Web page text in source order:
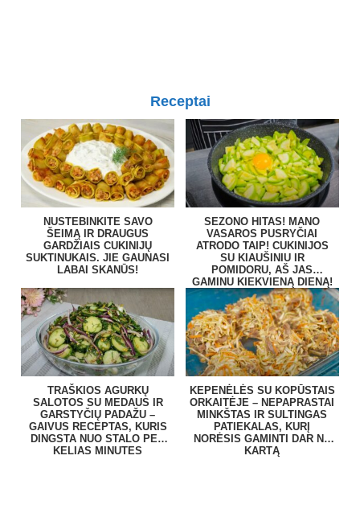
Receptai
NUSTEBINKITE SAVO
ŠEIMĄ IR DRAUGUS
GARDŽIAIS CUKINIJŲ
SUKTINUKAIS. JIE GAUNASI
LABAI SKANŪS!
SEZONO HITAS! MANO
VASAROS PUSRYČIAI
ATRODO TAIP! CUKINIJOS
SU KIAUŠINIU IR
POMIDORU, AŠ JAS
GAMINU KIEKVIENĄ DIENĄ!
TRAŠKIOS AGURKŲ
SALOTOS SU MEDAUS IR
GARSTYČIŲ PADAŽU –
GAIVUS RECEPTAS, KURIS
DINGSTA NUO STALO PER
KELIAS MINUTES
KEPENĖLĖS SU KOPŪSTAIS
ORKAITĖJE – NEPAPRASTAI
MINKŠTAS IR SULTINGAS
PATIEKALAS, KURĮ
NORĖSIS GAMINTI DAR NE
KARTĄ